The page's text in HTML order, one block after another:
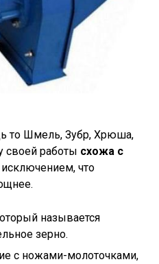
то Шмель, Зубр, Хрюша,
своей работы схожа с
что
называется
зерно.
с ножами-молоточками,